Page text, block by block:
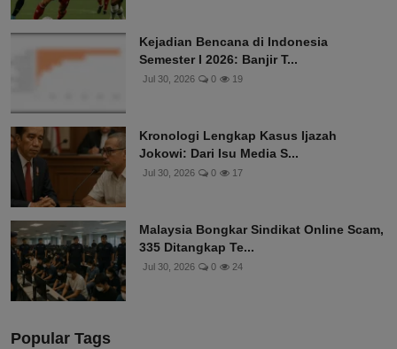
Kejadian Bencana di Indonesia
Semester I 2026: Banjir T...
Jul 30, 2026 0 19
Kronologi Lengkap Kasus Ijazah
Jokowi: Dari Isu Media S...
Jul 30, 2026 0 17
Malaysia Bongkar Sindikat Online Scam,
335 Ditangkap Te...
Jul 30, 2026 0 24
Popular Tags